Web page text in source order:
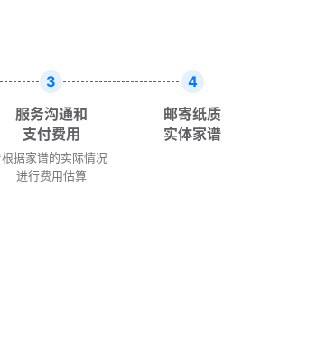
3
服务沟通和
支付费用
据家谱的实际情况
进行费用估算
4
邮寄纸质
实体家谱